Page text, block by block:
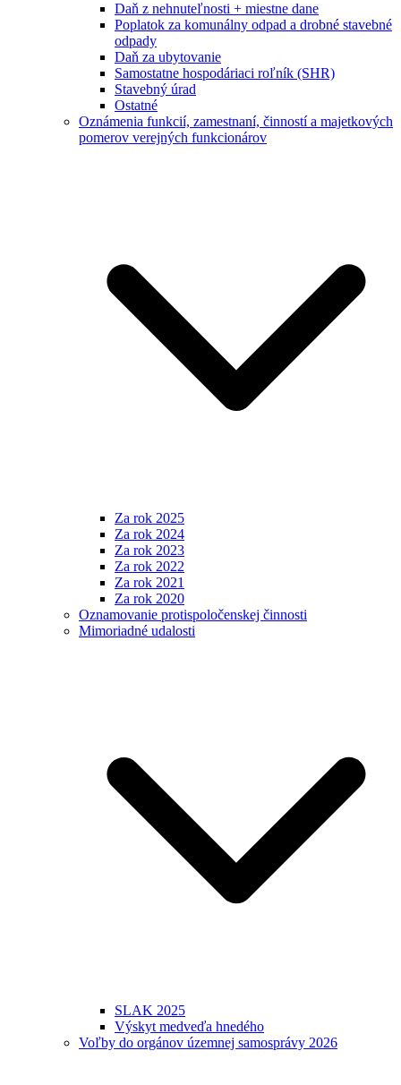
Daň z nehnuteľnosti + miestne dane
Poplatok za komunálny odpad a drobné stavebné
odpady
Daň za ubytovanie
Samostatne hospodáriaci roľník (SHR)
Stavebný úrad
Ostatné
Oznámenia funkcií, zamestnaní, činností a majetkových
pomerov verejných funkcionárov
Za rok 2025
Za rok 2024
Za rok 2023
Za rok 2022
Za rok 2021
Za rok 2020
Oznamovanie protispoločenskej činnosti
Mimoriadné udalosti
SLAK 2025
Výskyt medveďa hnedého
Voľby do orgánov územnej samosprávy 2026